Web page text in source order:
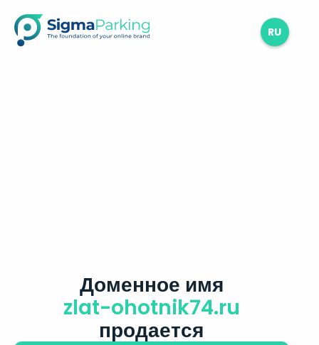
RU
Доменное имя
zlat-ohotnik74.ru
продается